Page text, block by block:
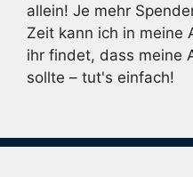
allein! Je mehr
Zeit kann ich in meine
ihr findet, dass meine
sollte – tut's einfach!